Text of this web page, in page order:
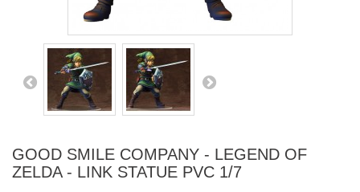
GOOD SMILE COMPANY - LEGEND OF
ZELDA - LINK STATUE PVC 1/7